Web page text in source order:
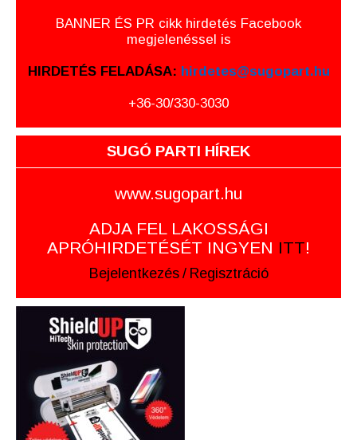
BANNER ÉS PR cikk hirdetés Facebook
megjelenéssel is
HIRDETÉS FELADÁSA: hirdetes@sugopart.hu
+36-30/330-3030
SUGÓ PARTI HÍREK
www.sugopart.hu
ADJA FEL LAKOSSÁGI
APRÓHIRDETÉSÉT INGYEN ITT!
Bejelentkezés / Regisztráció